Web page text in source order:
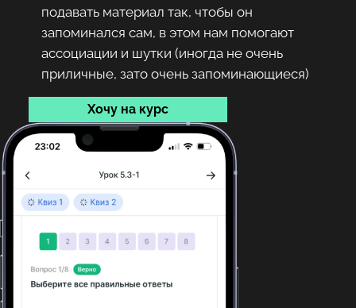
подавать материал так, чтобы он
запоминался сам, в этом нам помогают
ассоциации и шутки (иногда не очень
приличные, зато очень запоминающиеся)
Хочу на курс